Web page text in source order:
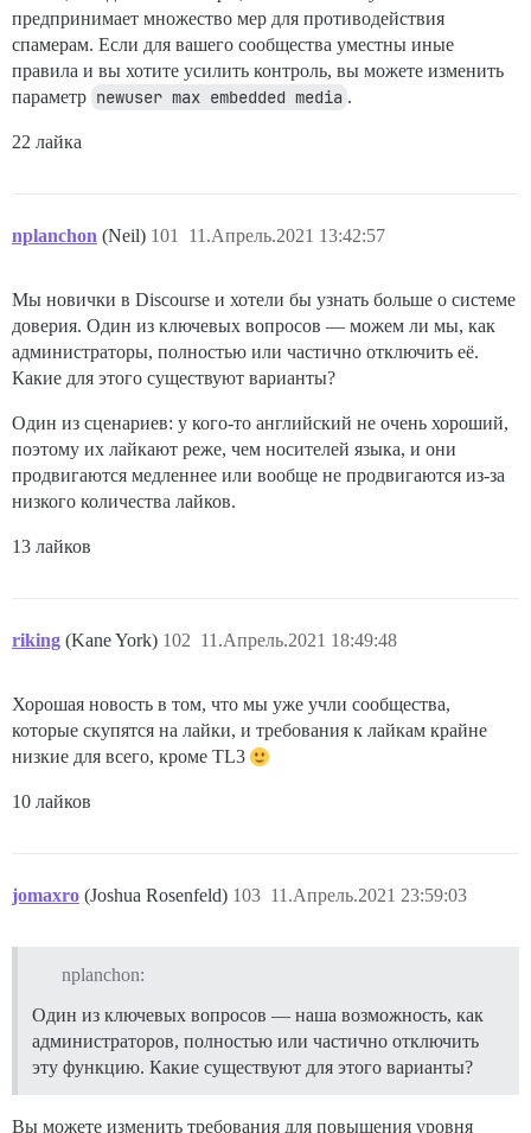
предпринимает множество мер для противодействия
спамерам. Если для вашего сообщества уместны иные
правила и вы хотите усилить контроль, вы можете изменить
параметр newuser max embedded media .
22 лайка
nplanchon (Neil) 11.Апрель.2021 13:42:57
101
Мы новички в Discourse и хотели бы узнать больше о системе
доверия. Один из ключевых вопросов — можем ли мы, как
администраторы, полностью или частично отключить её.
Какие для этого существуют варианты?
Один из сценариев: у кого-то английский не очень хороший,
поэтому их лайкают реже, чем носителей языка, и они
продвигаются медленнее или вообще не продвигаются из-за
низкого количества лайков.
13 лайков
riking (Kane York) 11.Апрель.2021 18:49:48
102
Хорошая новость в том, что мы уже учли сообщества,
которые скупятся на лайки, и требования к лайкам крайне
низкие для всего, кроме TL3
10 лайков
jomaxro (Joshua Rosenfeld) 11.Апрель.2021 23:59:03
103
nplanchon:
Один из ключевых вопросов — наша возможность, как
администраторов, полностью или частично отключить
эту функцию. Какие существуют для этого варианты?
Вы можете изменить требования для повышения уровня